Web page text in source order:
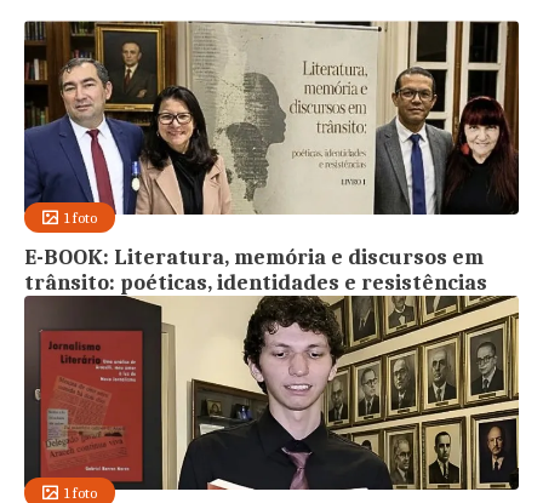
1 foto
E-BOOK: Literatura, memória e discursos em
trânsito: poéticas, identidades e resistências
1 foto